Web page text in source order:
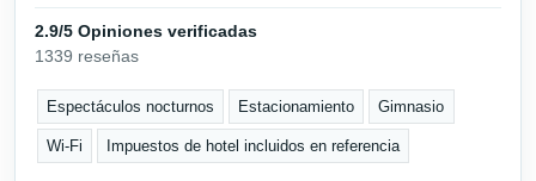
2.9/5 Opiniones verificadas
1339 reseñas
Espectáculos nocturnos Estacionamiento Gimnasio
Wi-Fi Impuestos de hotel incluidos en referencia